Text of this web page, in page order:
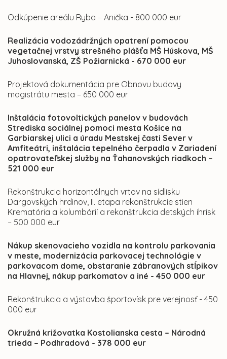
Odkúpenie areálu Ryba – Anička - 800 000 eur
Realizácia vodozádržných opatrení pomocou
vegetačnej vrstvy strešného plášťa MŠ Húskova, MŠ
Juhoslovanská, ZŠ Požiarnická - 670 000 eur
Projektová dokumentácia pre Obnovu budovy
magistrátu mesta – 650 000 eur
Inštalácia fotovoltických panelov v budovách
Strediska sociálnej pomoci mesta Košice na
Garbiarskej ulici a úradu Mestskej časti Sever v
Amfiteátri, inštalácia tepelného čerpadla v Zariadení
opatrovateľskej služby na Ťahanovských riadkoch –
521 000 eur
Rekonštrukcia horizontálnych vrtov na sídlisku
Dargovských hrdinov, II. etapa rekonštrukcie stien
Krematória a kolumbárií a rekonštrukcia detských ihrísk
– 500 000 eur
Nákup skenovacieho vozidla na kontrolu parkovania
v meste, modernizácia parkovacej technológie v
parkovacom dome, obstaranie zábranových stĺpikov
na Hlavnej, nákup parkomatov a iné - 450 000 eur
Rekonštrukcia a výstavba športovísk pre verejnosť - 450
000 eur
Okružná križovatka Kostolianska cesta – Národná
trieda – Podhradová - 378 000 eur